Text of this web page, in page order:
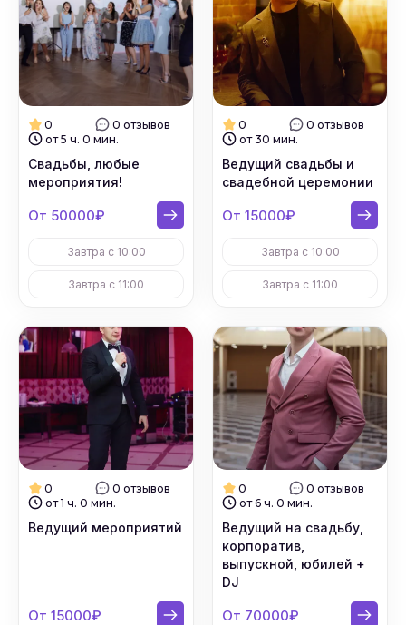
0
0 отзывов
от 5 ч. 0 мин.
Свадьбы, любые
мероприятия!
От 50000₽
Завтра с 10:00
Завтра с 11:00
0
0 отзывов
от 30 мин.
Ведущий свадьбы и
свадебной церемонии
От 15000₽
Завтра с 10:00
Завтра с 11:00
0
0 отзывов
от 1 ч. 0 мин.
Ведущий мероприятий
От 15000₽
0
0 отзывов
от 6 ч. 0 мин.
Ведущий на свадьбу,
корпоратив,
выпускной, юбилей +
DJ
От 70000₽